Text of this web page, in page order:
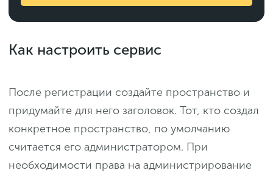
Как настроить сервис
После регистрации создайте пространство и
придумайте для него заголовок. Тот, кто создал
конкретное пространство, по умолчанию
считается его администратором. При
необходимости права на администрирование